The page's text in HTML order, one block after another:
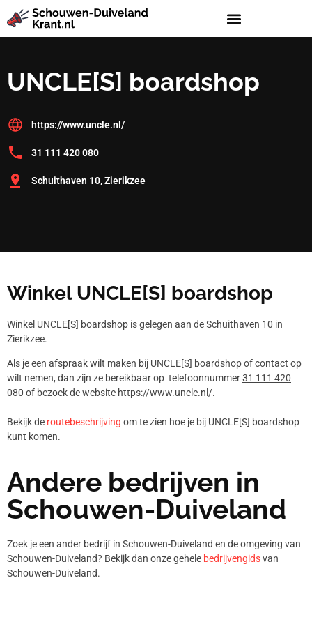
UNCLE[S] boardshop
https://www.uncle.nl/
31 111 420 080
Schuithaven 10, Zierikzee
Winkel UNCLE[S] boardshop
Winkel UNCLE[S] boardshop is gelegen aan de Schuithaven 10 in
Zierikzee.
Als je een afspraak wilt maken bij UNCLE[S] boardshop of contact op
wilt nemen, dan zijn ze bereikbaar op telefoonnummer31 111 420
080 of bezoek de website https://www.uncle.nl/.
Bekijk de routebeschrijving om te zien hoe je bij UNCLE[S] boardshop
kunt komen.
Andere bedrijven in
Schouwen-Duiveland
Zoek je een ander bedrijf in Schouwen-Duiveland en de omgeving van
Schouwen-Duiveland? Bekijk dan onze gehele bedrijvengidsvan
Schouwen-Duiveland.